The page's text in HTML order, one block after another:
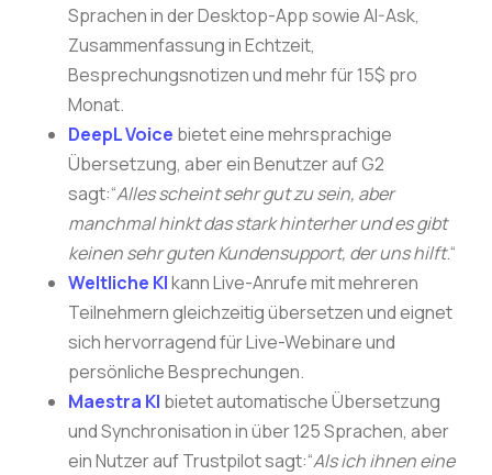
Sprachen in der Desktop-App sowie AI-Ask,
Zusammenfassung in Echtzeit,
Besprechungsnotizen und mehr für 15$ pro
Monat.
DeepL Voice bietet eine mehrsprachige
Übersetzung, aber ein Benutzer auf G2
sagt:“Alles scheint sehr gut zu sein, aber
manchmal hinkt das stark hinterher und es gibt
keinen sehr guten Kundensupport, der uns hilft.“
Weltliche KIkann Live-Anrufe mit mehreren
Teilnehmern gleichzeitig übersetzen und eignet
sich hervorragend für Live-Webinare und
persönliche Besprechungen.
Maestra KI bietet automatische Übersetzung
und Synchronisation in über 125 Sprachen, aber
ein Nutzer auf Trustpilot sagt:“Als ich ihnen eine